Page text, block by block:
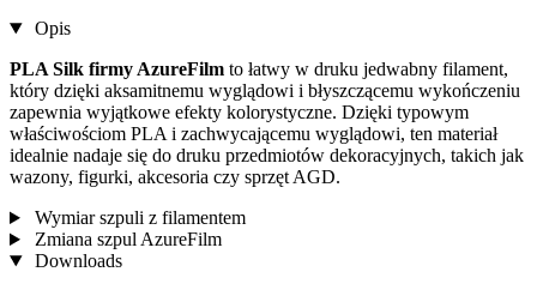
Opis
PLA Silk firmy AzureFilm to łatwy w druku jedwabny filament,
który dzięki aksamitnemu wyglądowi i błyszczącemu wykończeniu
zapewnia wyjątkowe efekty kolorystyczne. Dzięki typowym
właściwościom PLA i zachwycającemu wyglądowi, ten materiał
idealnie nadaje się do druku przedmiotów dekoracyjnych, takich jak
wazony, figurki, akcesoria czy sprzęt AGD.
Wymiar szpuli z filamentem
Zmiana szpul AzureFilm
Downloads